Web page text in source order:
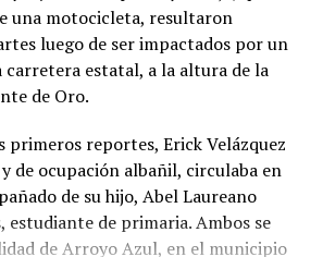
una motocicleta, resultaron
luego de ser impactados por un
estatal, a la altura de la
de Oro.
primeros reportes, Erick Velázquez
de ocupación albañil, circulaba en
de su hijo, Abel Laureano
estudiante de primaria. Ambos se
de Arroyo Azul, en el municipio